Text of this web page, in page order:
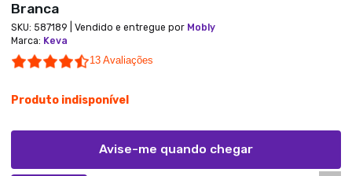
Branca
SKU: 587189 | Vendido e entregue por Mobly
Marca: Keva
4.5 star rating
13 Avaliações
Produto indisponível
Avise-me quando chegar